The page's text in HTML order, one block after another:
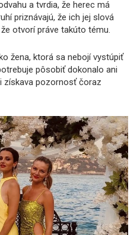
a tvrdia, že herec má
priznávajú, že ich jej slová
otvorí práve takúto tému.
žena, ktorá sa nebojí vystúpiť
pôsobiť dokonalo ani
získava pozornosť čoraz